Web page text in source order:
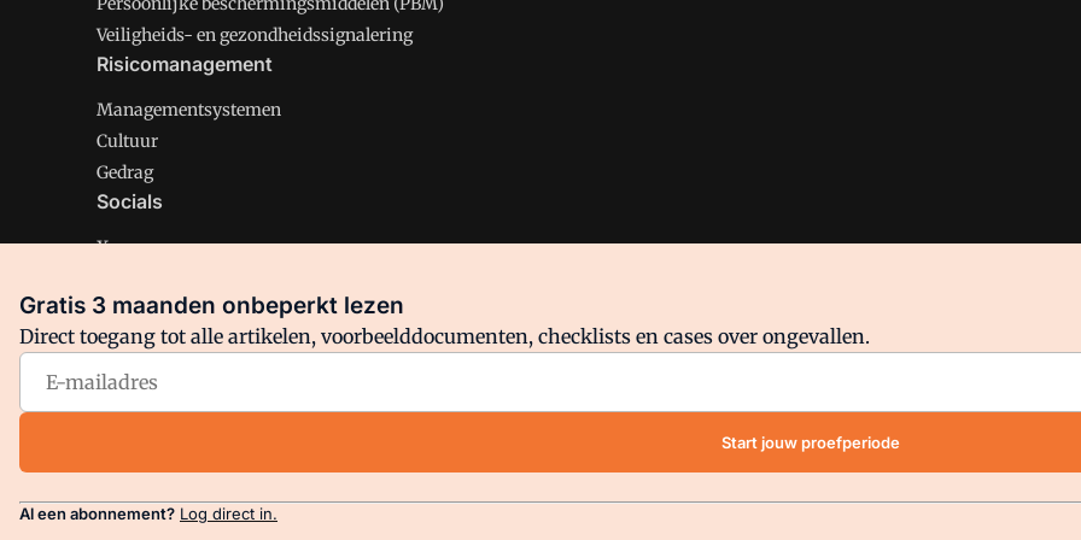
Veiligheids- en gezondheidssignalering
Risicomanagement
Managementsystemen
Cultuur
Gedrag
Socials
X
Facebook
Arbo is onderdeel van VMN media. Lees inons manifestwaar VMN media voor staat. Op gebruik van deze site zijn de
Gratis 3 maanden onbeperkt lezen
Direct toegang tot alle artikelen, voorbeelddocumenten, checklists en cases over ongevallen.
Start jouw proefperiode
Al een abonnement? Log direct in.